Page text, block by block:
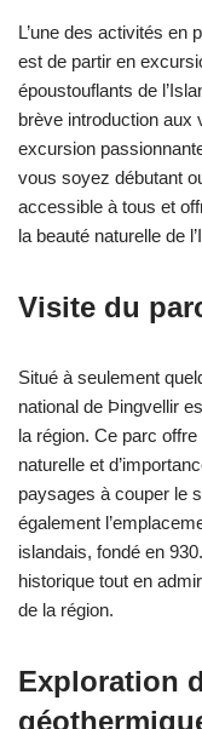
L’une des activités en
est de partir en
époustouflants de
brève introduction aux
excursion
vous soyez débutant
accessible à tous et
la beauté naturelle de
Visite du
Situé à seulement
national de Þingvellir
la région. Ce parc
naturelle et
paysages à couper le
également
islandais, fondé en
historique tout en
de la région.
Exploration